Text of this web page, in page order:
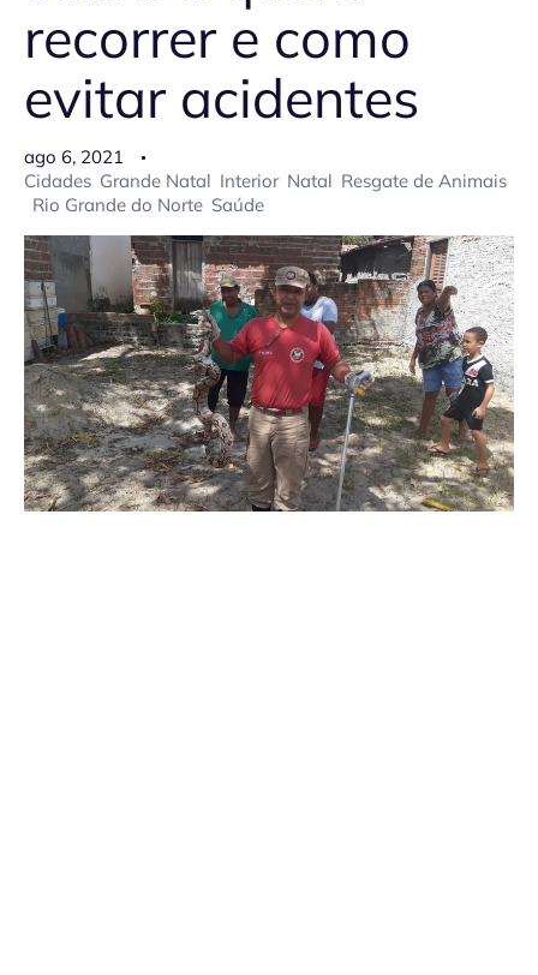
recorrer e como
evitar acidentes
ago 6, 2021
Cidades Grande Natal Interior Natal Resgate de Animais
Rio Grande do Norte Saúde